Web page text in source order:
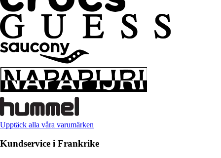
Upptäck alla våra varumärken
Kundservice i Frankrike